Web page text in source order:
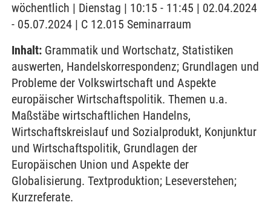
wöchentlich | Dienstag | 10:15 - 11:45 | 02.04.2024
- 05.07.2024 | C 12.015 Seminarraum
Inhalt: Grammatik und Wortschatz, Statistiken
auswerten, Handelskorrespondenz; Grundlagen und
Probleme der Volkswirtschaft und Aspekte
europäischer Wirtschaftspolitik. Themen u.a.
Maßstäbe wirtschaftlichen Handelns,
Wirtschaftskreislauf und Sozialprodukt, Konjunktur
und Wirtschaftspolitik, Grundlagen der
Europäischen Union und Aspekte der
Globalisierung. Textproduktion; Leseverstehen;
Kurzreferate.